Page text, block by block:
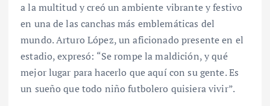
a la multitud y creó un ambiente vibrante y festivo
en una de las canchas más emblemáticas del
mundo. Arturo López, un aficionado presente en el
estadio, expresó: “Se rompe la maldición, y qué
mejor lugar para hacerlo que aquí con su gente. Es
un sueño que todo niño futbolero quisiera vivir”.